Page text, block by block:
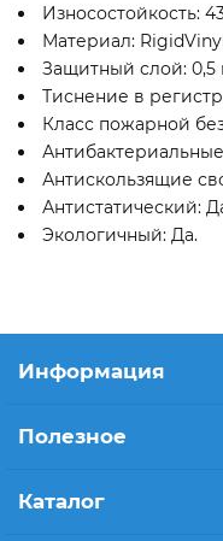
Износостойкость:
Материал:
Защитный слой: 0,5
Тиснение в
Класс пожарной
Антискользящие
Антистатический:
Экологичный: Да.
Информация
Полезное
Каталог